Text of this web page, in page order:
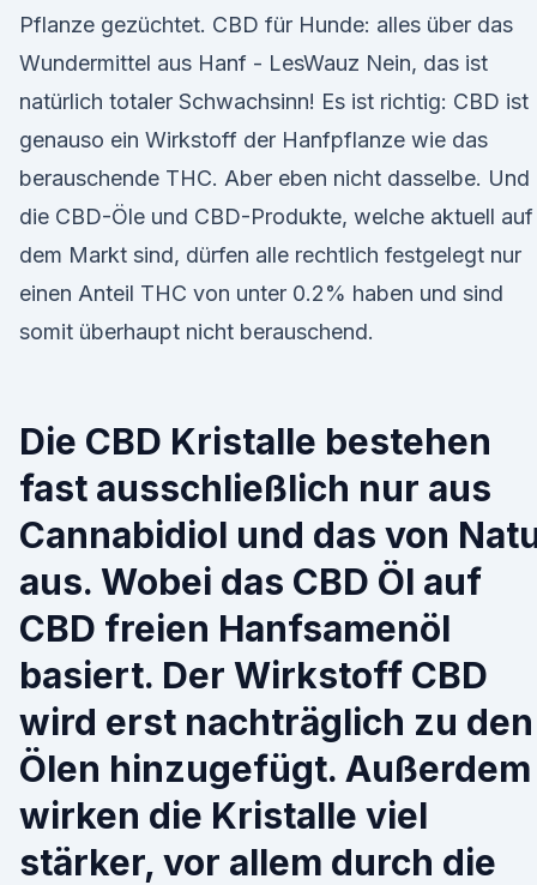
Pflanze gezüchtet. CBD für Hunde: alles über das
Wundermittel aus Hanf - LesWauz Nein, das ist
natürlich totaler Schwachsinn! Es ist richtig: CBD ist
genauso ein Wirkstoff der Hanfpflanze wie das
berauschende THC. Aber eben nicht dasselbe. Und
die CBD-Öle und CBD-Produkte, welche aktuell auf
dem Markt sind, dürfen alle rechtlich festgelegt nur
einen Anteil THC von unter 0.2% haben und sind
somit überhaupt nicht berauschend.
Die CBD Kristalle bestehen
fast ausschließlich nur aus
Cannabidiol und das von
aus. Wobei das CBD Öl auf
CBD freien Hanfsamenöl
basiert. Der Wirkstoff CBD
wird erst nachträglich zu den
Ölen hinzugefügt. Außerdem
wirken die Kristalle viel
stärker, vor allem durch die